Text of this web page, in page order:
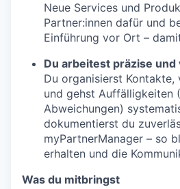
Neue Services und
Partner:innen dafür und
Einführung vor Ort –
Du arbeitest präzise und
Du organisierst
und gehst Auffälligkeiten
Abweichungen)
dokumentierst du
myPartnerManager – so
erhalten und die
Was du mitbringst